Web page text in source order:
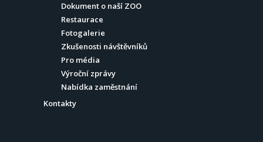
Dokument o naší ZOO
Restaurace
Fotogalerie
Zkušenosti návštěvníků
Pro média
Výroční zprávy
Nabídka zaměstnání
Kontakty